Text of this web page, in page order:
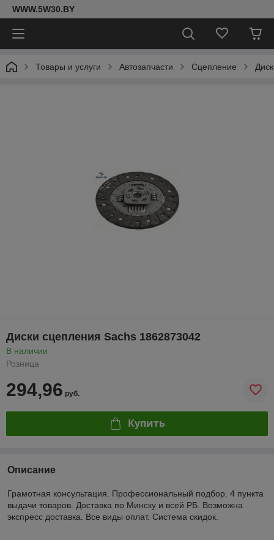
WWW.5W30.BY
Товары и услуги Автозапчасти Сцепление
Диски сцепления Sachs 1862873042
В наличии
Розница
294,96 руб.
Купить
Описание
Грамотная консультация. Профессиональный подбор. 4 пункта
выдачи товаров. Доставка по Минску и всей РБ. Возможна
экспресс доставка. Все виды оплат. Система скидок.